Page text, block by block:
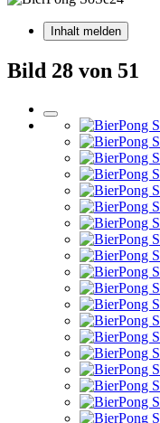
Inhalt melden
Bild 28 von 51